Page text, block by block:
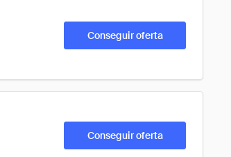
Conseguir oferta
Conseguir oferta